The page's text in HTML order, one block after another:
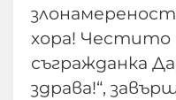
хора! Честито
съгражданка
здрава!“,